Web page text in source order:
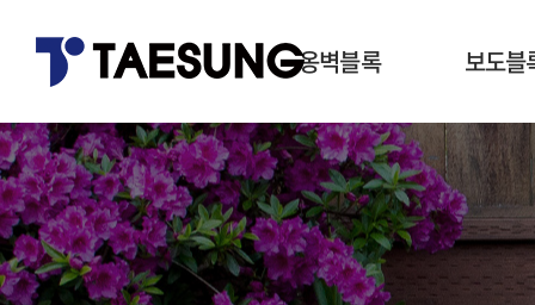
옹벽블록 보도블